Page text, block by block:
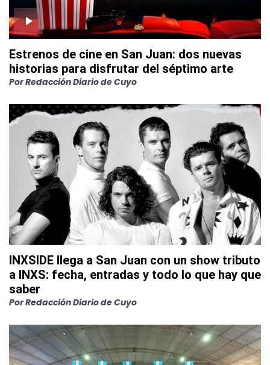
Estrenos de cine en San Juan: dos nuevas
historias para disfrutar del séptimo arte
PorRedacción Diario de Cuyo
INXSIDE llega a San Juan con un show tributo
a INXS: fecha, entradas y todo lo que hay que
saber
PorRedacción Diario de Cuyo